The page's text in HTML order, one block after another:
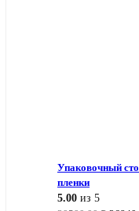
Упаковочный
пленки
5.00 из 5